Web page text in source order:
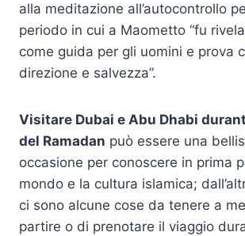
alla meditazione all’autocontrollo
periodo in cui a Maometto “fu
come guida per gli uomini e prova
direzione e salvezza”.
Visitare Dubai e Abu Dhabi
del Ramadan può essere una
occasione per conoscere in prima
mondo e la cultura islamica;
ci sono alcune cose da tenere a
partire o di prenotare il viaggio